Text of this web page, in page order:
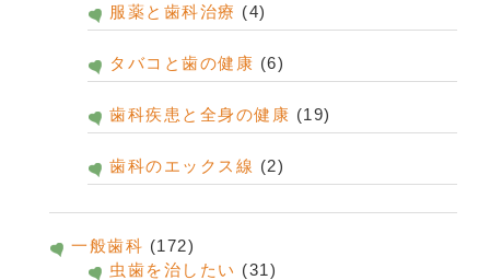
服薬と歯科治療 (4)
タバコと歯の健康 (6)
歯科疾患と全身の健康 (19)
歯科のエックス線 (2)
一般歯科 (172)
虫歯を治したい (31)